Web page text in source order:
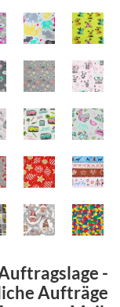
-
Aufträge